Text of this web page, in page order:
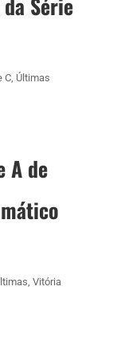
C, Últimas
A de
, Vitória